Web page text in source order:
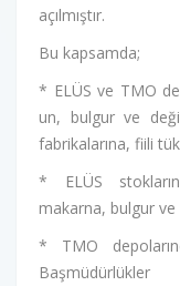
açılmıştır.
Bu kapsamda;
* ELÜS ve TMO
un, bulgur ve
fabrikalarına, fiili
* ELÜS
makarna, bulgur
* TMO
Başmüdürlükler